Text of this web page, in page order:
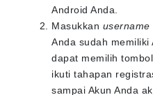
Android Anda.
Masukkan username
Anda sudah memiliki
dapat memilih tombol
ikuti tahapan
sampai Akun Anda